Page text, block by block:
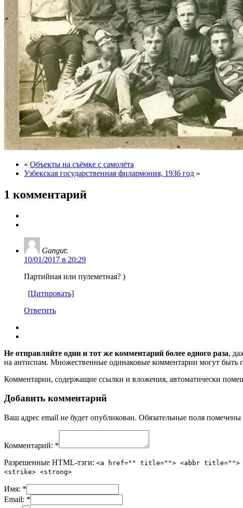
« Объекты на съёмке с самолёта
Узбекская государственная филармония, 1936 год »
1 комментарий
Gangut:
10/01/2017 в 20:29
Партийная или пулеметная? )
[Цитировать]
Ответить
Не отправляйте один и тот же комментарий более одного раза,
на антиспам. Множественные одинаковые комментарии могут быть
Комментарии, содержащие ссылки и вложения, автоматически
Добавить комментарий
Ваш адрес email не будет опубликован. Обязательные поля помечены
Комментарий: *
Разрешенные HTML-тэги: <a href="" title=""> <abbr title="">
<strike> <strong>
Имя: *
Email: *